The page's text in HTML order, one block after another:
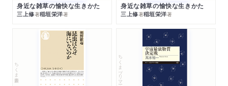
身近な雑草の愉快な生きかた
三上修著稲垣栄洋著
身近な雑草の愉快な生きかた
三上修著稲垣栄洋著
ちくま新書 ちくまプリマー新書